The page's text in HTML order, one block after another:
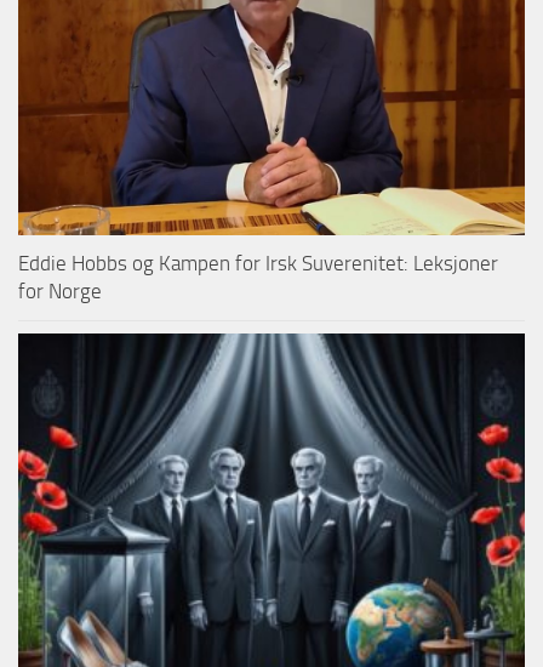
Eddie Hobbs og Kampen for Irsk Suverenitet: Leksjoner
for Norge